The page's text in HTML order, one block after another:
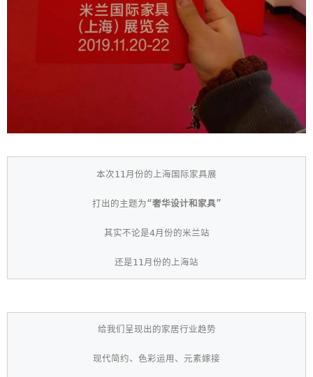
本次11月份的上海国际家具展
打出的主题为“奢华设计和家具”
其实不论是4月份的米兰站
还是11月份的上海站
给我们呈现出的家居行业趋势
现代简约、色彩运用、元素嫁接